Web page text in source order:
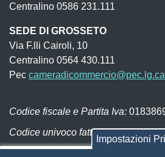
Centralino 0586 231.111
SEDE DI GROSSETO
Via F.lli Cairoli, 10
Centralino 0564 430.111
Pec
Codice fiscale e Partita Iva:
Codice univoco fatturazione
Impostazioni